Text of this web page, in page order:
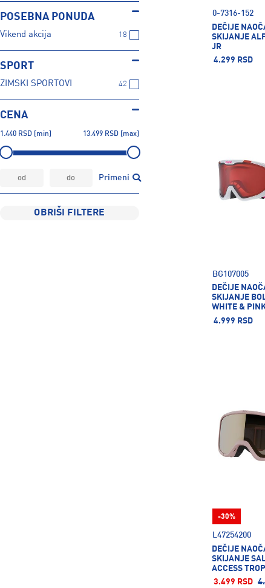
POSEBNA PONUDA
Vikend akcija 18
SPORT
ZIMSKI SPORTOVI 42
CENA
1.440 RSD [min] 13.499 RSD [max]
Primeni
OBRIŠI FILTERE
0-7316-152
DEČIJE
SKIJANJE
JR
4.299 RSD
BG107005
DEČIJE
SKIJANJE
WHITE &
VERMILLON
4.999 RSD
L47254200
DEČIJE
SKIJANJE
ACCESS
3.499 RSD
-30%